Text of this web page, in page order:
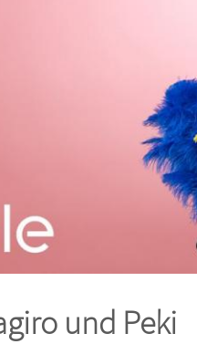
und Peki